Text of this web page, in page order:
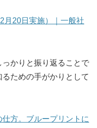
月20日実施）｜一般社
かりと振り返ることで
るための手がかりとして
仕方。ブループリントに